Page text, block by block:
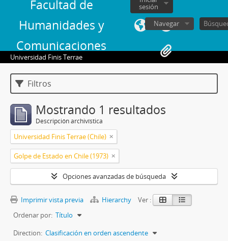
Facultad de
Humanidades y
Comunicaciones
sesión
Navegar
Universidad Finis Terrae
Filtros
Mostrando 1 resultados
Descripción archivística
Universidad Finis Terrae (Chile)
Golpe de Estado en Chile (1973)
Opciones avanzadas de búsqueda
Imprimir vista previa Hierarchy
Ver :
Ordenar por: Título
Direction: Clasificación en orden ascendente